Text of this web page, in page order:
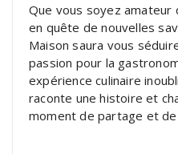
Que vous soyez amateur
en quête de nouvelles
Maison saura vous
passion pour la
expérience culinaire
raconte une histoire et
moment de partage et de